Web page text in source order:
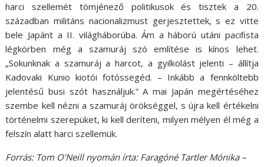
harci szellemét tömjénező politikusok és tisztek a 20.
században militáns nacionalizmust gerjesztettek, s ez vitte
bele Japánt a II. világháborúba. Ám a háború utáni paciﬁsta
légkörben még a szamuráj szó említése is kínos lehet.
„Sokunknak a szamuráj a harcot, a gyilkolást jelenti – állítja
Kadovaki Kunio kiotói fotóssegéd. – Inkább a fennköltebb
jelentésű busi szót használjuk.” A mai Japán megértéséhez
szembe kell nézni a szamuráj örökséggel, s újra kell értékelni
történelmi szerepüket, ki kell deríteni, milyen mélyen él még a
felszín alatt harci szellemük.
Forrás: Tom O’Neill nyomán írta: Faragóné Tartler Mónika –